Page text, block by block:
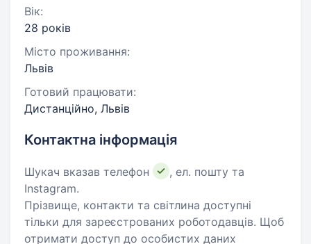
Вік:
28 років
Місто проживання:
Львів
Готовий працювати:
Дистанційно, Львів
Контактна інформація
Шукач вказав телефон
, ел. пошту та
Instagram.
Прізвище, контакти та світлина доступні
тільки для зареєстрованих роботодавців. Щоб
отримати доступ до особистих даних